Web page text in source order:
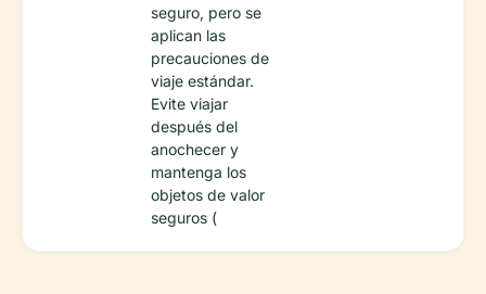
seguro, pero se
aplican las
precauciones de
viaje estándar.
Evite viajar
después del
anochecer y
mantenga los
objetos de valor
seguros (